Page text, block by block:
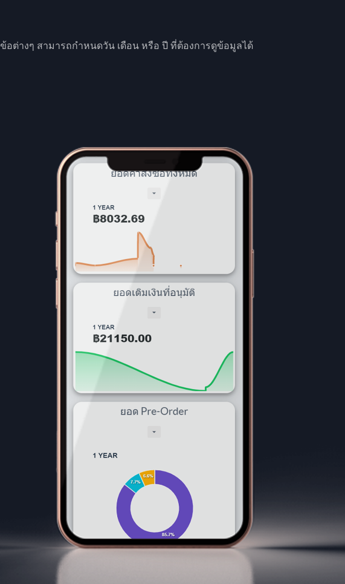
ต่างๆ สามารถกำหนดวัน เดือน หรือ ปี ที่ต้องการดูข้อมูลได้